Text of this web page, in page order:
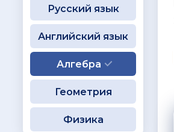
Русский язык
Английский язык
Алгебра
Геометрия
Физика